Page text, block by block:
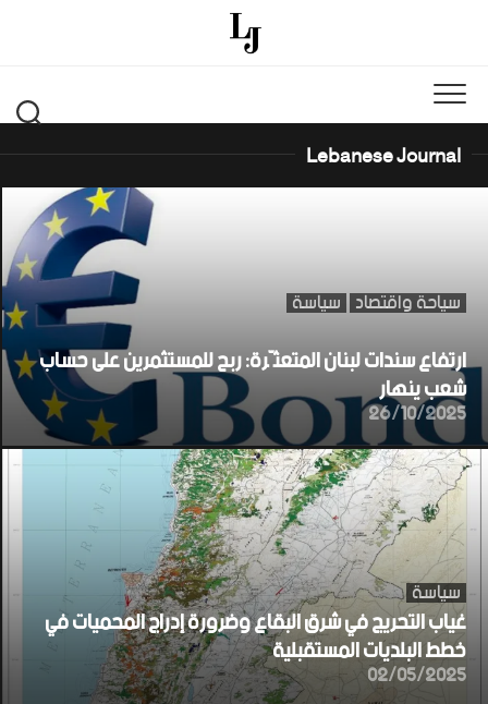
Lebanese Journal
سياحة واقتصاد سياسة
ارتفاع سندات لبنان المتعثّرة: ربح للمستثمرين على حساب
شعب ينهار
26/10/2025
سياسة
غياب التحريج في شرق البقاع وضرورة إدراج المحميات في
خطط البلديات المستقبلية
02/05/2025